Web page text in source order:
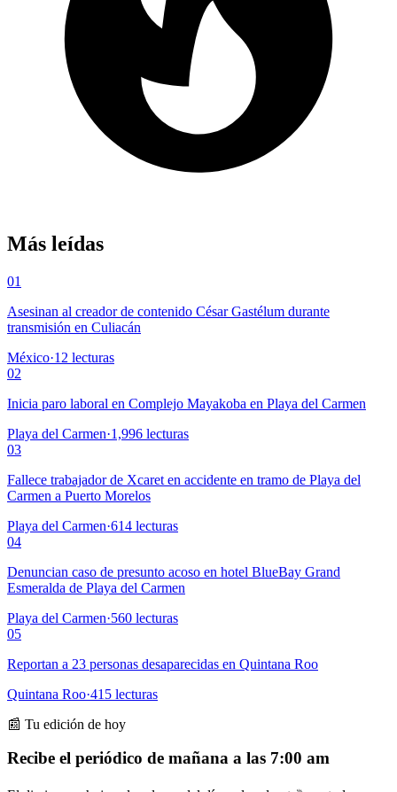
Más leídas
01
Asesinan al creador de contenido César Gastélum durante
transmisión en Culiacán
México·12 lecturas
02
Inicia paro laboral en Complejo Mayakoba en Playa del Carmen
Playa del Carmen·1,996 lecturas
03
Fallece trabajador de Xcaret en accidente en tramo de Playa del
Carmen a Puerto Morelos
Playa del Carmen·614 lecturas
04
Denuncian caso de presunto acoso en hotel BlueBay Grand
Esmeralda de Playa del Carmen
Playa del Carmen·560 lecturas
05
Reportan a 23 personas desaparecidas en Quintana Roo
Quintana Roo·415 lecturas
📰 Tu edición de hoy
Recibe el periódico de mañana a las 7:00 am